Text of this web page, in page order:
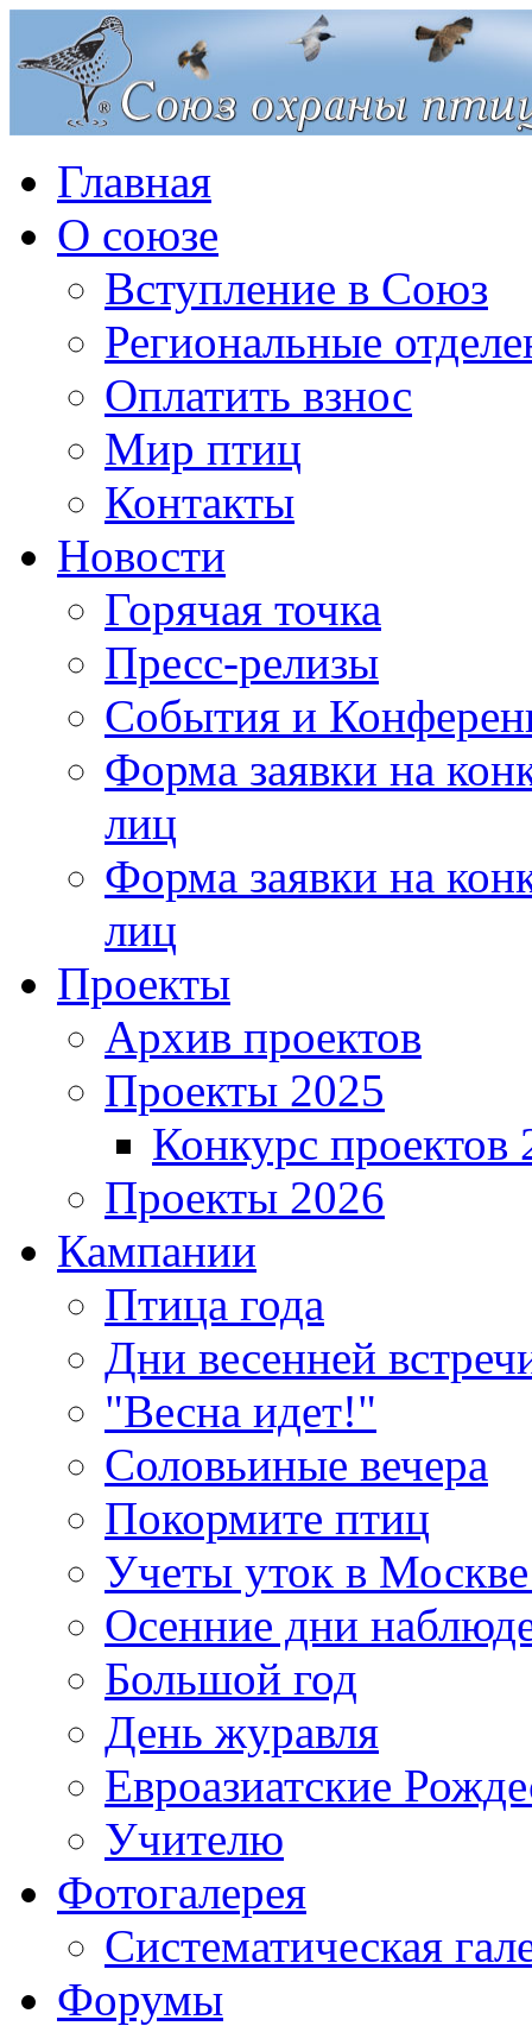
Главная
О союзе
Вступление в Союз
Региональные
Оплатить взнос
Мир птиц
Контакты
Новости
Горячая точка
Пресс-релизы
События и
Форма заявки на
лиц
Форма заявки на
лиц
Проекты
Архив проектов
Проекты 2025
Конкурс проектов
Проекты 2026
Кампании
Птица года
Дни весенней
"Весна идет!"
Соловьиные вечера
Покормите птиц
Учеты уток в
Осенние дни
Большой год
День журавля
Евроазиатские
Учителю
Фотогалерея
Систематическая
Форумы